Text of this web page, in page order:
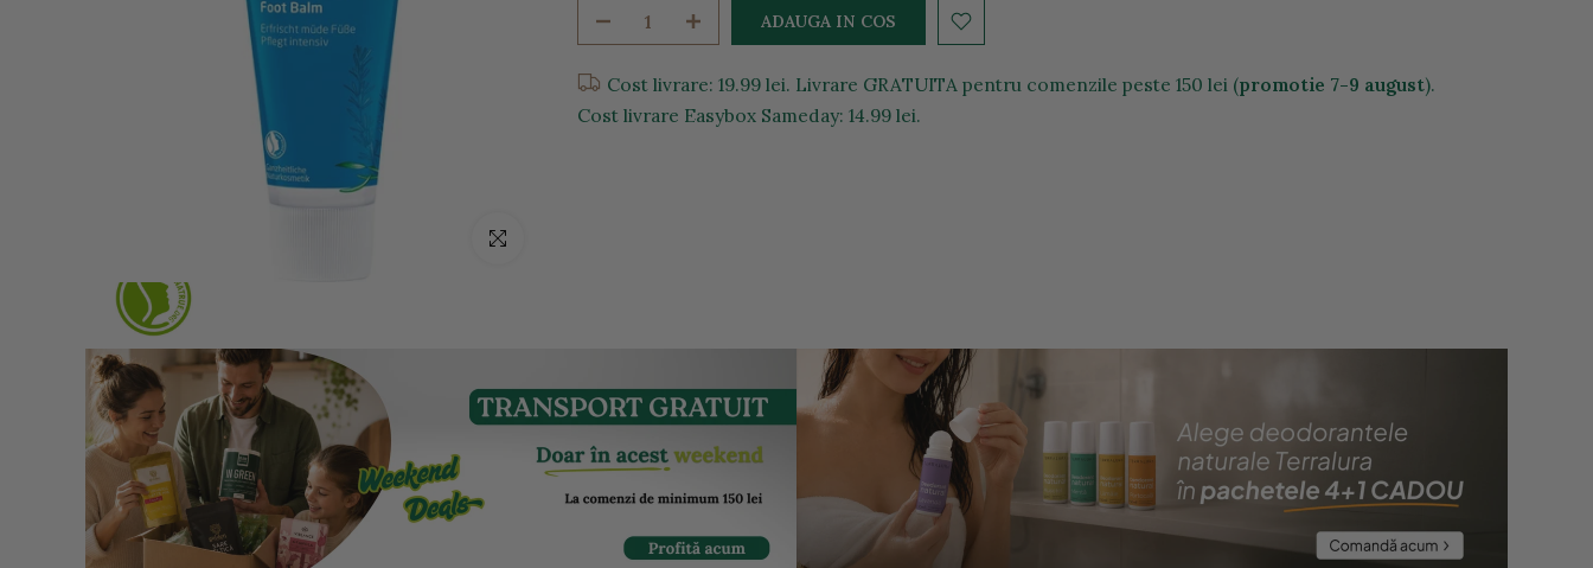
Click pentru a mari
ADAUGA IN COS
Cost livrare: 19.99 lei. Livrare GRATUITA pentru comenzile peste 150 lei (promotie 7-9 august).
Cost livrare Easybox Sameday: 14.99 lei.